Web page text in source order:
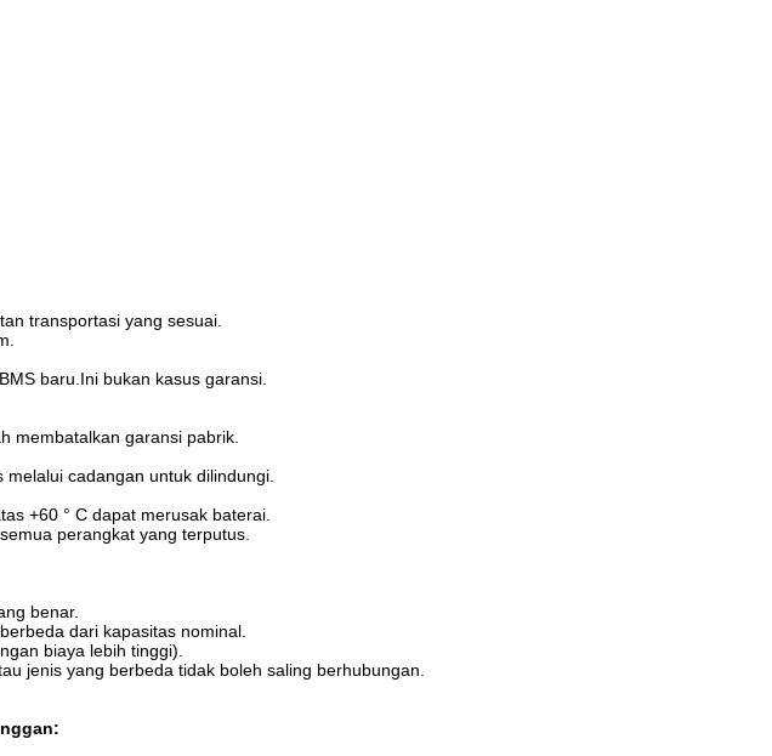
transportasi yang sesuai.
baru.Ini bukan kasus garansi.
membatalkan garansi pabrik.
cadangan untuk dilindungi.
+60 ° C dapat merusak baterai.
perangkat yang terputus.
benar.
dari kapasitas nominal.
biaya lebih tinggi).
jenis yang berbeda tidak boleh saling berhubungan.